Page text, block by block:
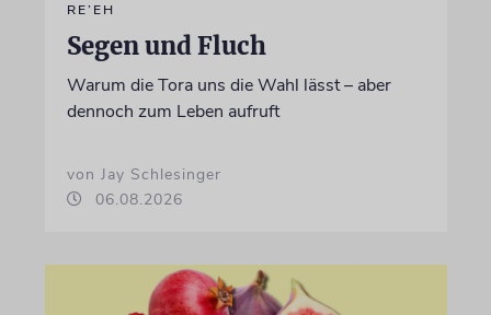
RE’EH
Segen und Fluch
Warum die Tora uns die Wahl lässt – aber
dennoch zum Leben aufruft
von Jay Schlesinger
06.08.2026